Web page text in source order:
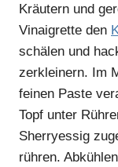
Kräutern und
Vinaigrette den
schälen und
zerkleinern. Im
feinen Paste
Topf unter
Sherryessig
rühren.